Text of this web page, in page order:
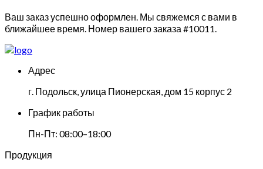
Ваш заказ успешно оформлен. Мы свяжемся с вами в
ближайшее время. Номер вашего заказа #10011.
Адрес
г. Подольск, улица Пионерская, дом 15 корпус 2
График работы
Пн-Пт: 08:00–18:00
Продукция